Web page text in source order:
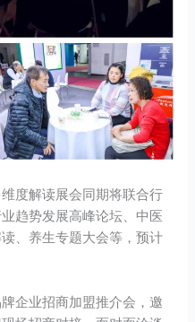
度解读展会同期将联合行
趋势发展高峰论坛、中医
、养生专题大会等，预计
企业招商加盟推介会，邀